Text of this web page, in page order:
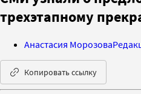
трехэтапному
Анастасия Морозова
Копировать ссылку